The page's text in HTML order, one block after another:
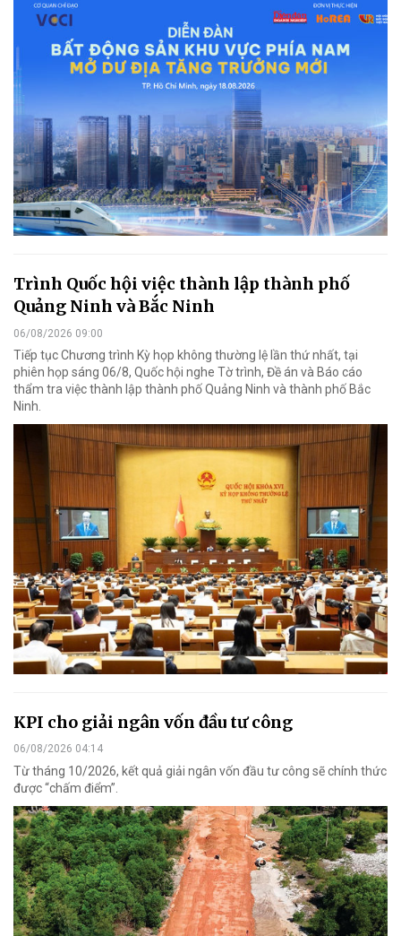
Trình Quốc hội việc thành lập thành phố
Quảng Ninh và Bắc Ninh
06/08/2026 09:00
Tiếp tục Chương trình Kỳ họp không thường lệ lần thứ nhất, tại
phiên họp sáng 06/8, Quốc hội nghe Tờ trình, Đề án và Báo cáo
thẩm tra việc thành lập thành phố Quảng Ninh và thành phố Bắc
Ninh.
KPI cho giải ngân vốn đầu tư công
06/08/2026 04:14
Từ tháng 10/2026, kết quả giải ngân vốn đầu tư công sẽ chính thức
được “chấm điểm”.